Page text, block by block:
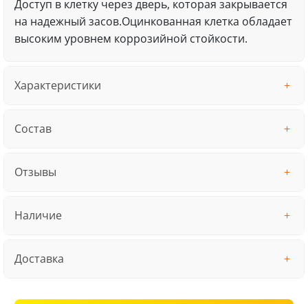
Доступ в клетку через дверь, которая закрывается
на надежный засов.Оцинкованная клетка обладает
высоким уровнем коррозийной стойкости.
Характеристики
Состав
Отзывы
Наличие
Доставка